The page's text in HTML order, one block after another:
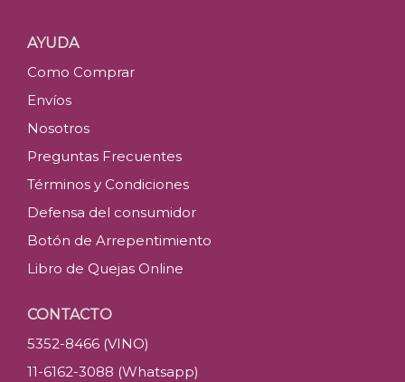
AYUDA
Como Comprar
Envíos
Nosotros
Preguntas Frecuentes
Términos y Condiciones
Defensa del consumidor
Botón de Arrepentimiento
Libro de Quejas Online
CONTACTO
5352-8466 (VINO)
11-6162-3088 (Whatsapp)